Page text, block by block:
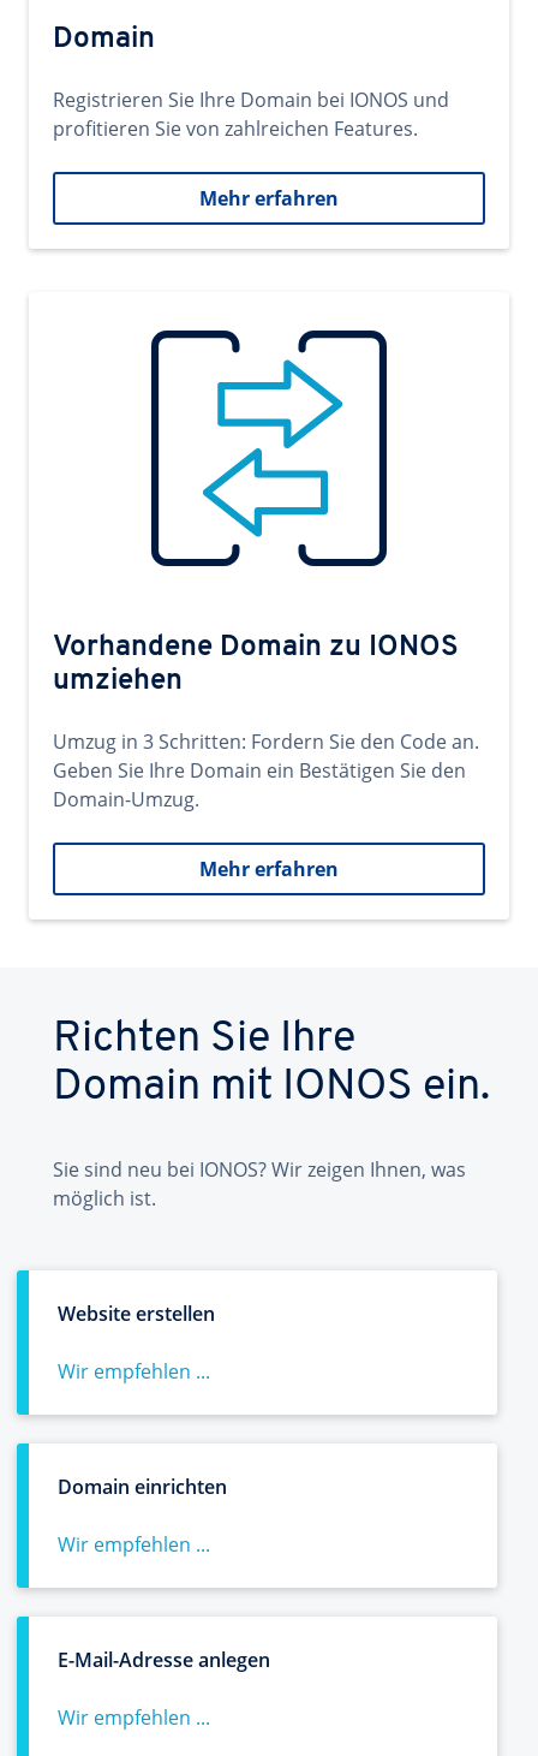
Domain
Registrieren Sie Ihre Domain bei IONOS und
profitieren Sie von zahlreichen Features.
Mehr erfahren
Vorhandene Domain zu IONOS
umziehen
Umzug in 3 Schritten: Fordern Sie den Code an.
Geben Sie Ihre Domain ein Bestätigen Sie den
Domain-Umzug.
Mehr erfahren
Richten Sie Ihre
Domain mit IONOS ein.
Sie sind neu bei IONOS? Wir zeigen Ihnen, was
möglich ist.
Website erstellen
Wir empfehlen ...
Domain einrichten
Wir empfehlen ...
E-Mail-Adresse anlegen
Wir empfehlen ...